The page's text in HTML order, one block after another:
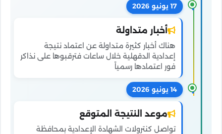
17 يونيو 2026
أخبار متداولة
هناك أخبار كثيرة متداولة عن اعتماد نتيجة
إعدادية الدقهلية خلال ساعات فترقبوها على نذاكر
فور اعتمادها رسمياً
14 يونيو 2026
موعد النتيجة المتوقع
تواصل كنترولات الشهادة الإعدادية بمحافظة